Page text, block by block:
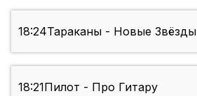
18:24Тараканы - Новые Звёзды
18:21Пилот - Про Гитару